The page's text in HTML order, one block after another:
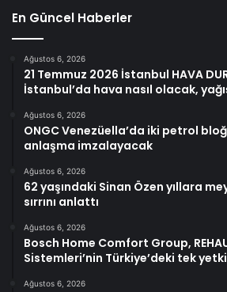
En Güncel Haberler
Ağustos 6, 2026
21 Temmuz 2026 İstanbul HAVA
İstanbul’da hava nasıl olacak,
Ağustos 6, 2026
ONGC Venezüella’da iki petrol
anlaşma imzalayacak
Ağustos 6, 2026
62 yaşındaki Sinan Özen yıllara
sırrını anlattı
Ağustos 6, 2026
Bosch Home Comfort Group,
Sistemleri’nin Türkiye’deki tek
Ağustos 6, 2026